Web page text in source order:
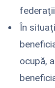
În
ocupă,